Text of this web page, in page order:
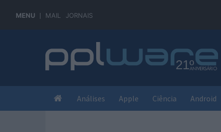
MENU MAIL JORNAIS
Análises Apple Ciência Android